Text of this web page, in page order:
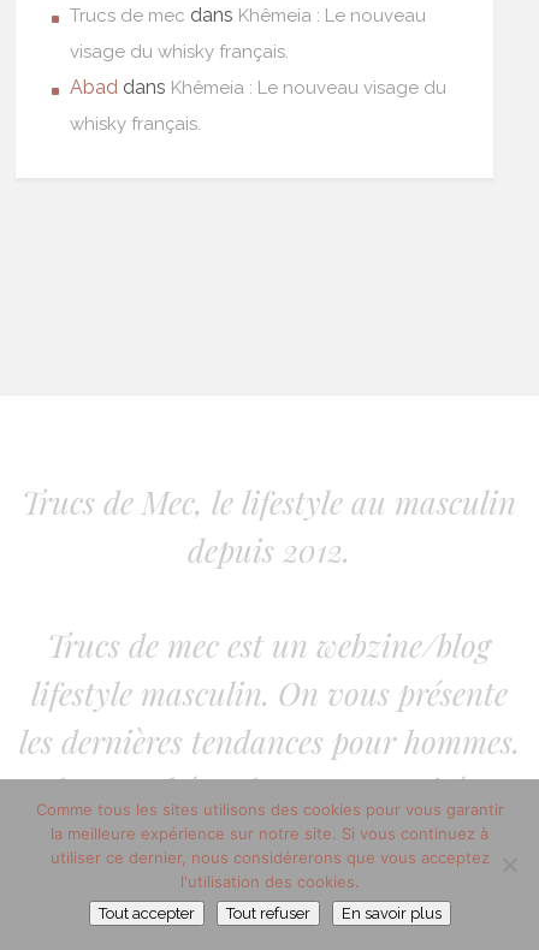
Trucs de mec dans Khêmeia : Le nouveau
visage du whisky français.
Abad dans Khêmeia : Le nouveau visage du
whisky français.
Trucs de Mec, le lifestyle au masculin
depuis 2012.
Trucs de mec est un webzine/blog
lifestyle masculin. On vous présente
les dernières tendances pour hommes.
Diverses thématiques sont traitées :
lifestyle homme, mode homme, la
beauté au masculin. Sans oublier les
arts de vivre.
Comme tous les sites utilisons des cookies pour vous garantir
la meilleure expérience sur notre site. Si vous continuez à
utiliser ce dernier, nous considérerons que vous acceptez
l'utilisation des cookies.
Tout accepter Tout refuser En savoir plus